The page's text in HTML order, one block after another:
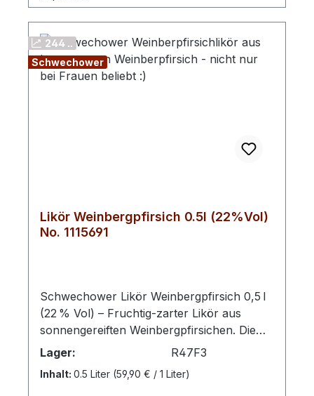
244 ..
Schwechower
Likör Weinbergpfirsich 0.5l (22%Vol)
No. 1115691
Schwechower Likör Weinbergpfirsich 0,5 l
(22 % Vol) – Fruchtig‑zarter Likör aus
sonnengereiften Weinbergpfirsichen. Die
perfekte Balance aus süßer Frucht und
feiner Säure macht diesen Likör zu einem
ausgewogenen Genuss – ideal pur, auf Eis
Lager: R47F3
Inhalt: 0.5 Liter (59,90 € / 1 Liter)